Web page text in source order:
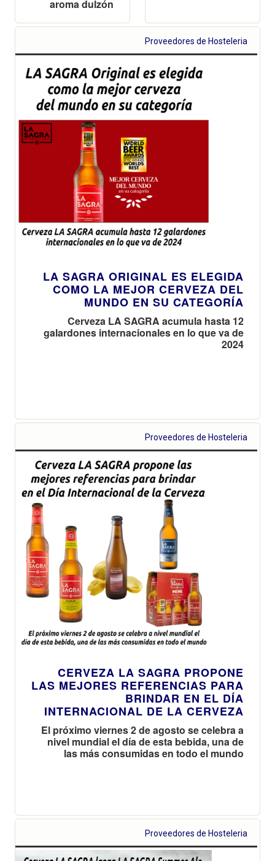
aroma dulzón
Proveedores de Hosteleria
LA SAGRA ORIGINAL ES ELEGIDA
COMO LA MEJOR CERVEZA DEL
MUNDO EN SU CATEGORÍA
Cerveza LA SAGRA acumula hasta 12
galardones internacionales en lo que va de
2024
Proveedores de Hosteleria
CERVEZA LA SAGRA PROPONE
LAS MEJORES REFERENCIAS PARA
BRINDAR EN EL DÍA
INTERNACIONAL DE LA CERVEZA
El próximo viernes 2 de agosto se celebra a
nivel mundial el día de esta bebida, una de
las más consumidas en todo el mundo
Proveedores de Hosteleria